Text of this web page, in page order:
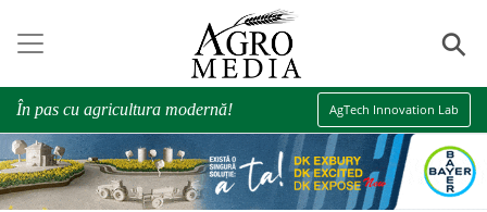
⚲
În pas cu agricultura modernă! AgTech Innovation Lab